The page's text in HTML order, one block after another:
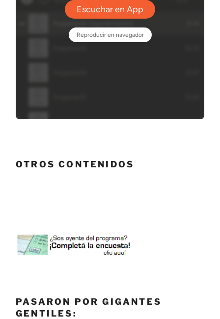
OTROS CONTENIDOS
PASARON POR GIGANTES
GENTILES: